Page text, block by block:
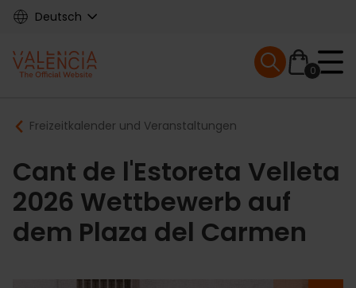
Skip
content
Deutsch
Main
navigation
0
Mobile menu
Breadcrumb
Freizeitkalender und Veranstaltungen
Cant de l'Estoreta Velleta
2026 Wettbewerb auf
dem Plaza del Carmen